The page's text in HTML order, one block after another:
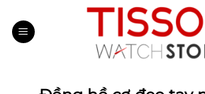
content